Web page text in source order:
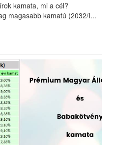
kamata, mi a cél?
magasabb kamatú (2032/I...